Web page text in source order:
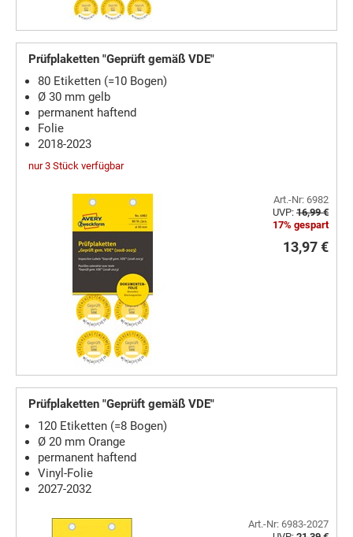
Prüfplaketten "Geprüft gemäß VDE"
80 Etiketten (=10 Bogen)
Ø 30 mm gelb
permanent haftend
Folie
2018-2023
nur 3 Stück verfügbar
Art.-Nr: 6982
UVP: 16,99 €
17% gespart
13,97 €
Prüfplaketten "Geprüft gemäß VDE"
120 Etiketten (=8 Bogen)
Ø 20 mm Orange
permanent haftend
Vinyl-Folie
2027-2032
Art.-Nr: 6983-2027